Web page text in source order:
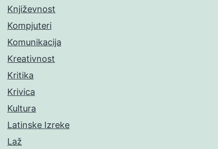
Književnost
Kompjuteri
Komunikacija
Kreativnost
Kritika
Krivica
Kultura
Latinske Izreke
Laž